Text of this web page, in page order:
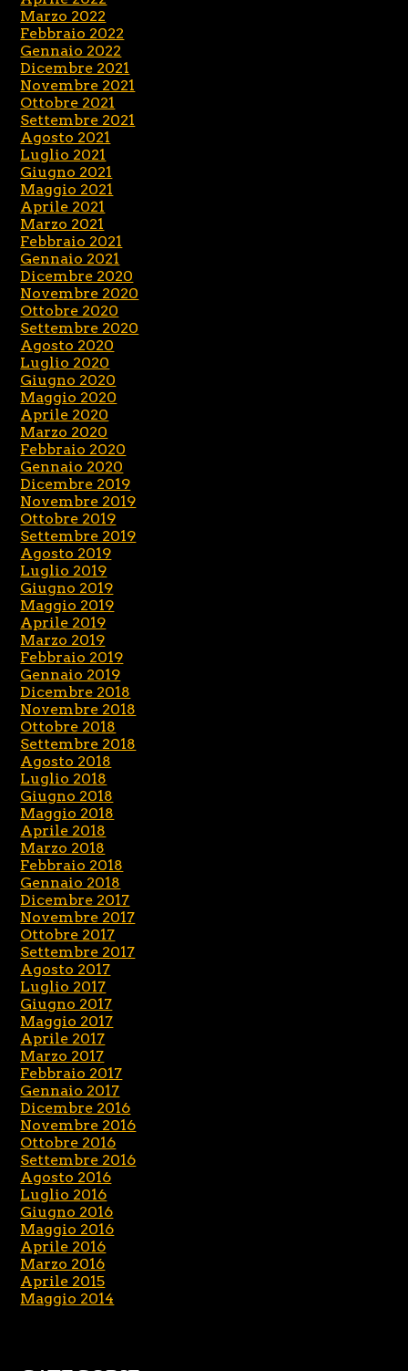
Marzo 2022
Febbraio 2022
Gennaio 2022
Dicembre 2021
Novembre 2021
Ottobre 2021
Settembre 2021
Agosto 2021
Luglio 2021
Giugno 2021
Maggio 2021
Aprile 2021
Marzo 2021
Febbraio 2021
Gennaio 2021
Dicembre 2020
Novembre 2020
Ottobre 2020
Settembre 2020
Agosto 2020
Luglio 2020
Giugno 2020
Maggio 2020
Aprile 2020
Marzo 2020
Febbraio 2020
Gennaio 2020
Dicembre 2019
Novembre 2019
Ottobre 2019
Settembre 2019
Agosto 2019
Luglio 2019
Giugno 2019
Maggio 2019
Aprile 2019
Marzo 2019
Febbraio 2019
Gennaio 2019
Dicembre 2018
Novembre 2018
Ottobre 2018
Settembre 2018
Agosto 2018
Luglio 2018
Giugno 2018
Maggio 2018
Aprile 2018
Marzo 2018
Febbraio 2018
Gennaio 2018
Dicembre 2017
Novembre 2017
Ottobre 2017
Settembre 2017
Agosto 2017
Luglio 2017
Giugno 2017
Maggio 2017
Aprile 2017
Marzo 2017
Febbraio 2017
Gennaio 2017
Dicembre 2016
Novembre 2016
Ottobre 2016
Settembre 2016
Agosto 2016
Luglio 2016
Giugno 2016
Maggio 2016
Aprile 2016
Marzo 2016
Aprile 2015
Maggio 2014